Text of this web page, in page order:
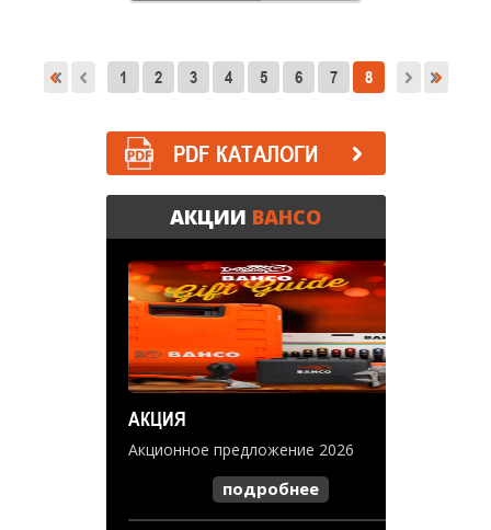
1 2 3 4 5 6 7 8
PDF КАТАЛОГИ
АКЦИИ BAHCO
АКЦИЯ
Акционное предложение 2026
подробнее